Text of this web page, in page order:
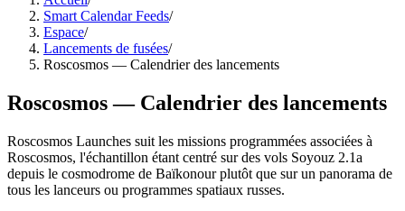
Smart Calendar Feeds/
Espace/
Lancements de fusées/
Roscosmos — Calendrier des lancements
Roscosmos — Calendrier des lancements
Roscosmos Launches suit les missions programmées associées à
Roscosmos, l'échantillon étant centré sur des vols Soyouz 2.1a
depuis le cosmodrome de Baïkonour plutôt que sur un panorama de
tous les lanceurs ou programmes spatiaux russes.